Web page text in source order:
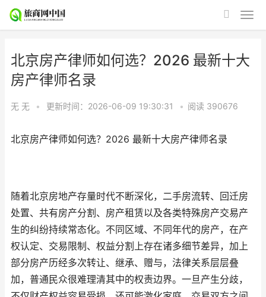
北京房产律师如何选？2026 最新十大
房产律师名录
无 无 • 更新时间：2026-06-09 19:30:31 • 阅读 390676
北京房产律师如何选？2026 最新十大房产律师名录
随着北京房地产存量时代不断深化，二手房流转、回迁房
处置、共有房产分割、房产租赁以及各类特殊房产交易产
生的纠纷持续常态化。不同区域、不同年代的房产，在产
权认定、交易限制、权益分割上存在诸多细节差异，加上
部分房产历经多次转让、继承、赠与，法律关系层层叠
加，普通民众很难理清其中的权责边界。一旦产生分歧，